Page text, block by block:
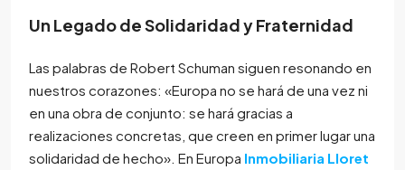
Un Legado de Solidaridad y Fraternidad
Las palabras de Robert Schuman siguen resonando en
nuestros corazones: «Europa no se hará de una vez ni
en una obra de conjunto: se hará gracias a
realizaciones concretas, que creen en primer lugar una
solidaridad de hecho». En Europa Inmobiliaria Lloret